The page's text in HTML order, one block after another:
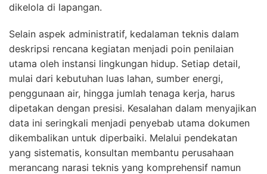
dikelola di lapangan.
Selain aspek administratif, kedalaman teknis dalam
deskripsi rencana kegiatan menjadi poin penilaian
utama oleh instansi lingkungan hidup. Setiap detail,
mulai dari kebutuhan luas lahan, sumber energi,
penggunaan air, hingga jumlah tenaga kerja, harus
dipetakan dengan presisi. Kesalahan dalam menyajikan
data ini seringkali menjadi penyebab utama dokumen
dikembalikan untuk diperbaiki. Melalui pendekatan
yang sistematis, konsultan membantu perusahaan
merancang narasi teknis yang komprehensif namun